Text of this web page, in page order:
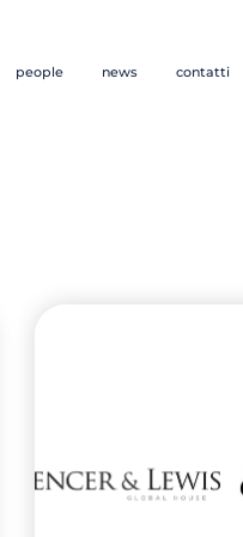
people news contatti